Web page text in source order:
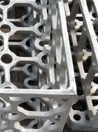
厂容厂景
荣誉资质
联系我们